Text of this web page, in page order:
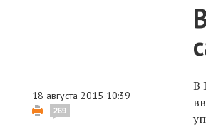
18 августа 2015 10:39
269
В